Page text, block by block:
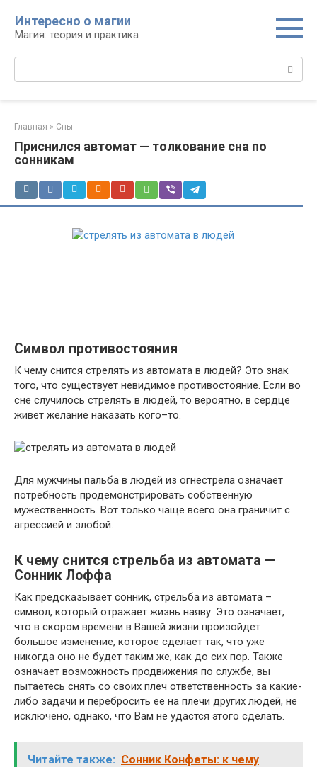
контенту
Интересно о магии
Магия: теория и практика
Главная » Сны
Приснился автомат — толкование сна по
сонникам
Символ противостояния
К чему снится стрелять из автомата в людей? Это знак
того, что существует невидимое противостояние. Если во
сне случилось стрелять в людей, то вероятно, в сердце
живет желание наказать кого–то.
Для мужчины пальба в людей из огнестрела означает
потребность продемонстрировать собственную
мужественность. Вот только чаще всего она граничит с
агрессией и злобой.
К чему снится стрельба из автомата —
Сонник Лоффа
Как предсказывает сонник, стрельба из автомата –
символ, который отражает жизнь наяву. Это означает,
что в скором времени в Вашей жизни произойдет
большое изменение, которое сделает так, что уже
никогда оно не будет таким же, как до сих пор. Также
означает возможность продвижения по службе, вы
пытаетесь снять со своих плеч ответственность за какие-
либо задачи и перебросить ее на плечи других людей, не
исключено, однако, что Вам не удастся этого сделать.
Читайте также: Сонник Конфеты: к чему